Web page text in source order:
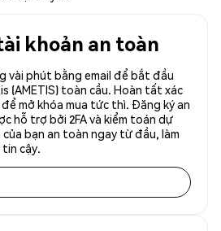
khoản an toàn
vài phút bằng email để bắt đầu
(AMETIS) toàn cầu. Hoàn tất xác
mở khóa mua tức thì. Đăng ký an
hỗ trợ bởi 2FA và kiểm toán dự
bạn an toàn ngay từ đầu, làm
cậy.